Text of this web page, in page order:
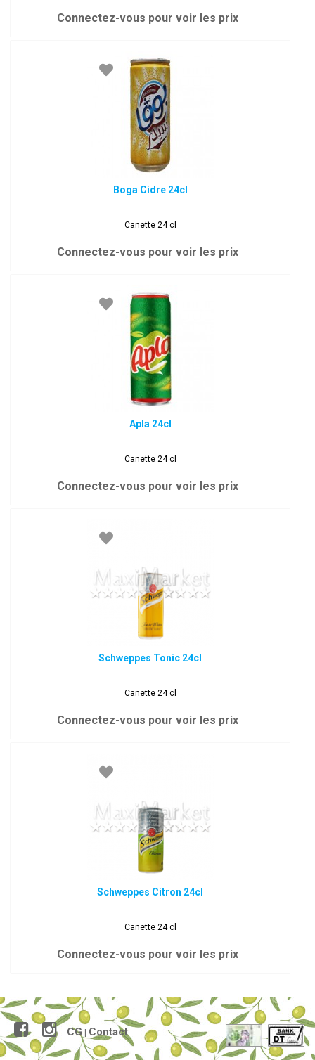
Connectez-vous pour voir les prix
Boga Cidre 24cl
Canette 24 cl
Connectez-vous pour voir les prix
Apla 24cl
Canette 24 cl
Connectez-vous pour voir les prix
Schweppes Tonic 24cl
Canette 24 cl
Connectez-vous pour voir les prix
Schweppes Citron 24cl
Canette 24 cl
Connectez-vous pour voir les prix
CG Contact